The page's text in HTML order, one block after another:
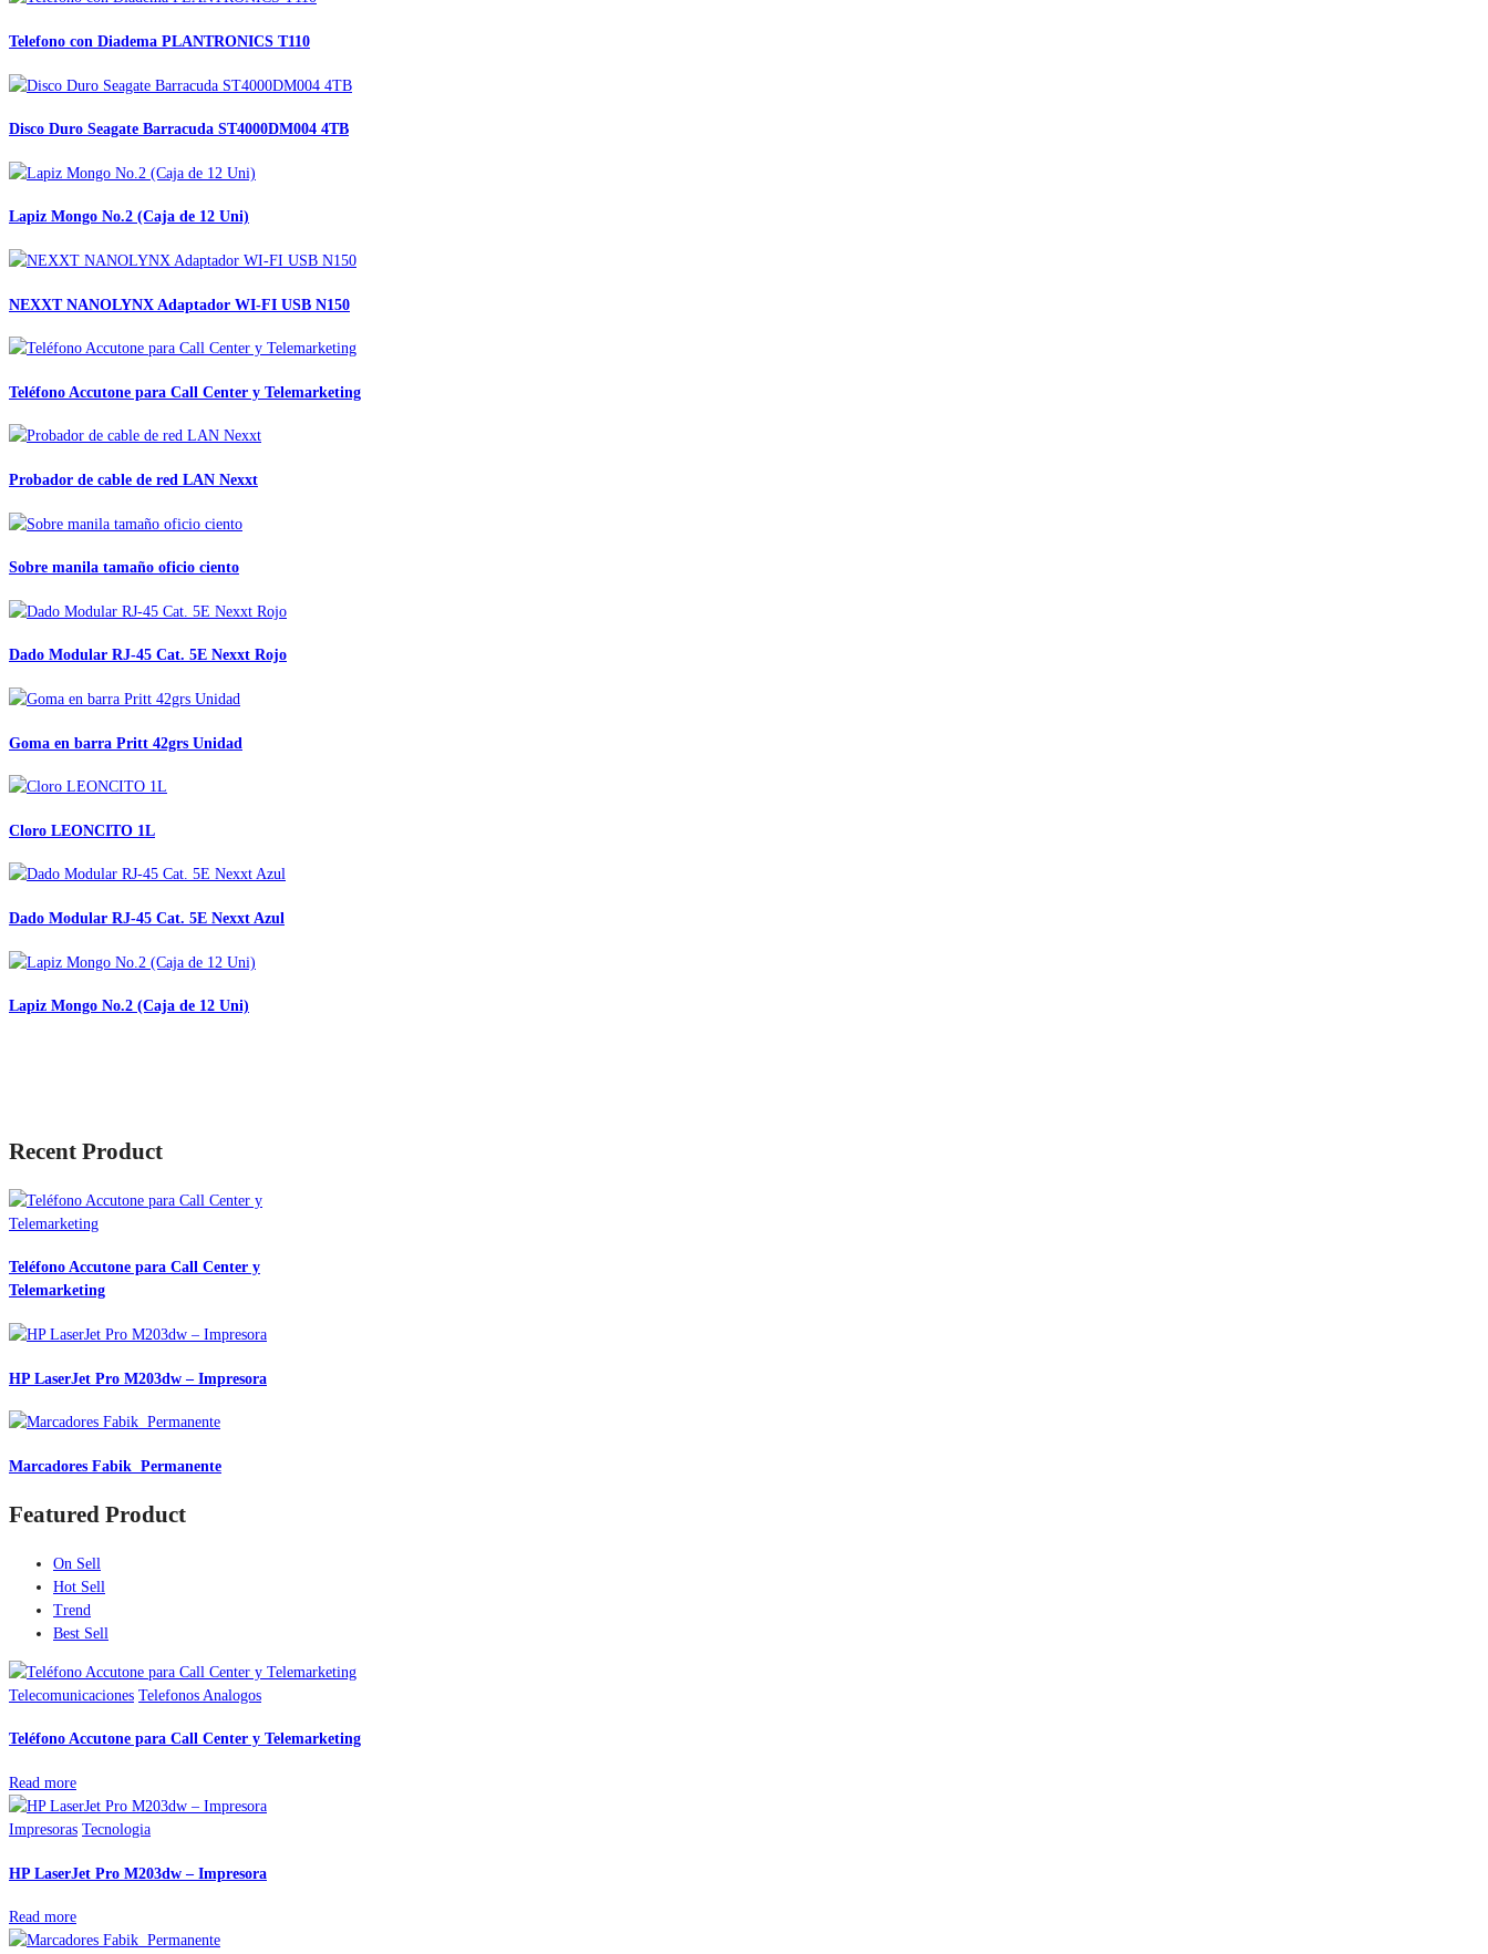
Telefono con Diadema PLANTRONICS T110
Disco Duro Seagate Barracuda ST4000DM004 4TB
Lapiz Mongo No.2 (Caja de 12 Uni)
NEXXT NANOLYNX Adaptador WI-FI USB N150
Teléfono Accutone para Call Center y Telemarketing
Probador de cable de red LAN Nexxt
Sobre manila tamaño oficio ciento
Dado Modular RJ-45 Cat. 5E Nexxt Rojo
Goma en barra Pritt 42grs Unidad
Cloro LEONCITO 1L
Dado Modular RJ-45 Cat. 5E Nexxt Azul
Lapiz Mongo No.2 (Caja de 12 Uni)
Recent Product
Teléfono Accutone para Call Center y
Telemarketing
HP LaserJet Pro M203dw – Impresora
Marcadores Fabik Permanente
Featured Product
On Sell
Hot Sell
Trend
Best Sell
Telecomunicaciones Telefonos Analogos
Teléfono Accutone para Call Center y Telemarketing
Read more
Impresoras Tecnologia
HP LaserJet Pro M203dw – Impresora
Read more